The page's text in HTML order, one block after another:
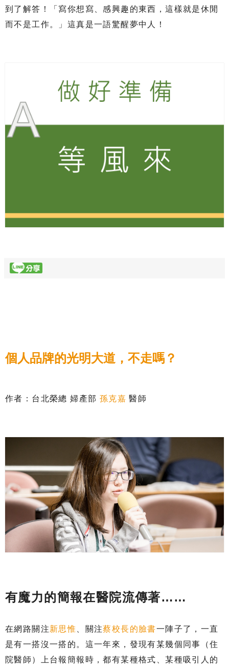
到了解答！「寫你想寫、感興趣的東西，這樣就是休閒
而不是工作。」這真是一語驚醒夢中人！
個人品牌的光明大道，不走嗎？
作者：台北榮總 婦產部 孫克嘉 醫師
有魔力的簡報在醫院流傳著……
在網路關注新思惟 、關注蔡校長的臉書一陣子了，一直
是有一搭沒一搭的。這一年來，發現有某幾個同事（住
院醫師）上台報簡報時，都有某種格式、某種吸引人的